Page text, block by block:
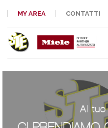
MY AREA CONTATTI
Al tuo